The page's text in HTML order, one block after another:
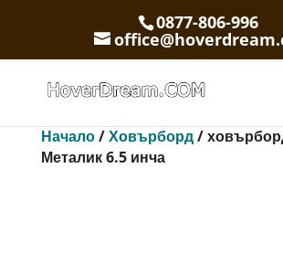
0877-806-996
Начало/Ховърборд/
Металик 6.5 инча